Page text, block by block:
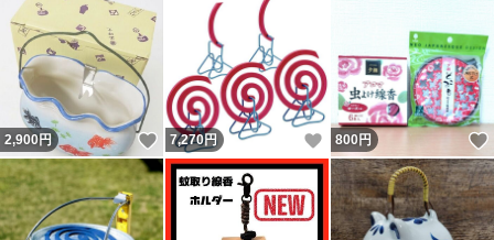
2,900円 いいね！
7,270円 いいね！
800円